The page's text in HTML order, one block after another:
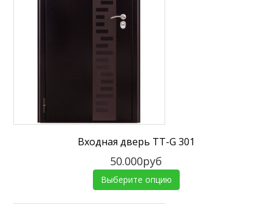
Входная дверь TT-G 301
50.000руб
Выберите опцию